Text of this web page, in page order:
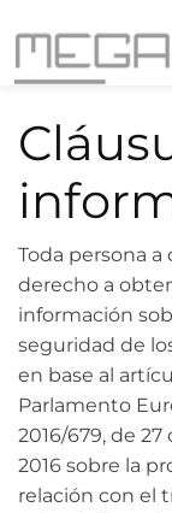
Toda persona
derecho a
información
seguridad de
en base al
Parlamento
2016/679, de 27
2016 sobre la
relación con el